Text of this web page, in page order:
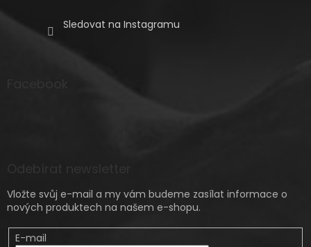
Sledovat na Instagramu
Vložte svůj e-mail a my vám budeme zasílat informace o
nových produktech na našem e-shopu.
E-mail